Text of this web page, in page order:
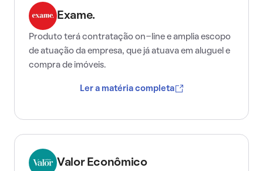
Exame.
Produto terá contratação on-line e amplia escopo
de atuação da empresa, que já atuava em aluguel e
compra de imóveis.
Ler a matéria completa
Valor Econômico